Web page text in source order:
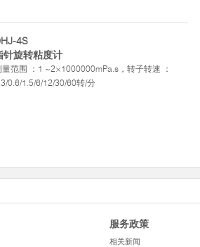
4S
针旋转粘度计
量范围 ：1 ~2×1000000mPa.s，转子转速 ：
0.6/1.5/6/12/30/60转/分
服务政策
相关新闻